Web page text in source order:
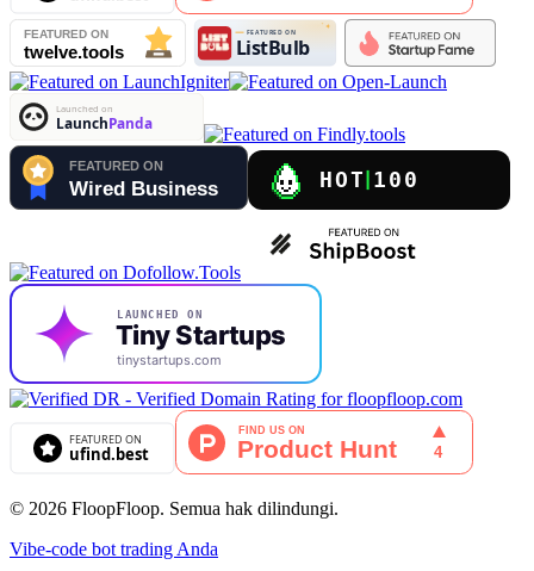
© 2026 FloopFloop. Semua hak dilindungi.
Vibe-code bot trading Anda